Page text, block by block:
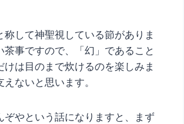
して神聖視している節がありま
事ですので、「幻」であること
は目のまで炊けるのを楽しみま
ないと思います。
やという話になりますと、まず